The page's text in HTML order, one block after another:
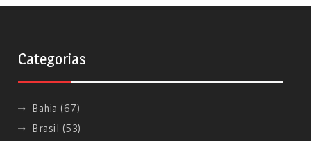
Categorias
Bahia (67)
Brasil (53)